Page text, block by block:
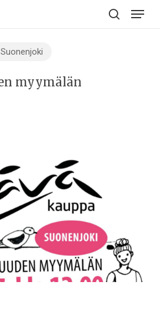
Menu
Suonenjoki
myymälän